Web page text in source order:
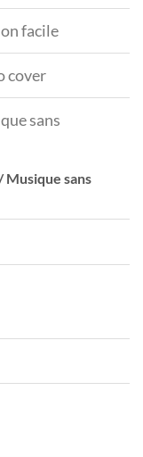
facile
cover
sans
sans